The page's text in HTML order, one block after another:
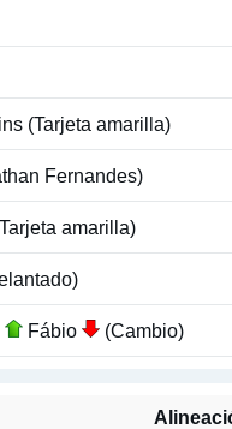
(Tarjeta amarilla)
Fernandes)
amarilla)
Fábio (Cambio)